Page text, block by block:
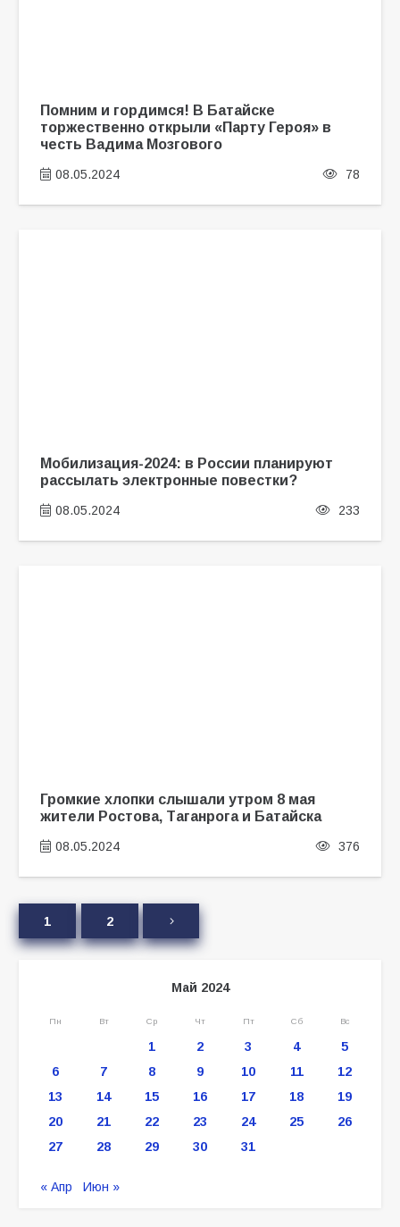
Помним и гордимся! В Батайске
торжественно открыли «Парту Героя» в
честь Вадима Мозгового
08.05.2024 78
Мобилизация-2024: в России планируют
рассылать электронные повестки?
08.05.2024 233
Громкие хлопки слышали утром 8 мая
жители Ростова, Таганрога и Батайска
08.05.2024 376
1 2
Май 2024
Пн Вт Ср Чт Пт Сб Вс
1 2 3 4
5
6
7 8 9 10 11
12
13
14 15 16 17 18
19
20
21 22 23 24 25
26
27
28 29 30 31
« Апр Июн »